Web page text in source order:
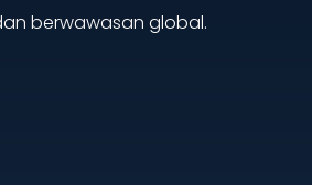
berwawasan global.